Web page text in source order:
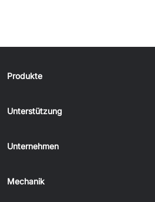
Produkte
Unterstützung
Unternehmen
Mechanik